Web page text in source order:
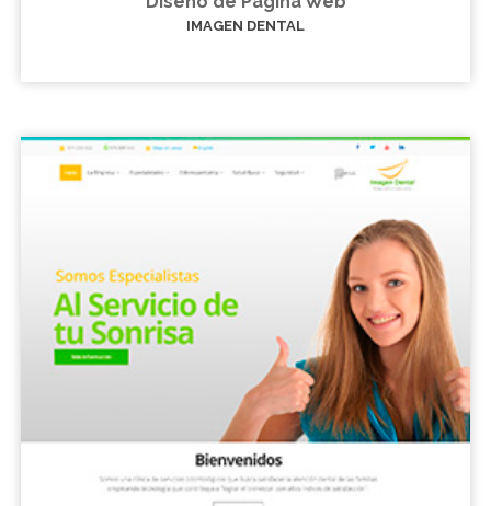
IMAGEN DENTAL